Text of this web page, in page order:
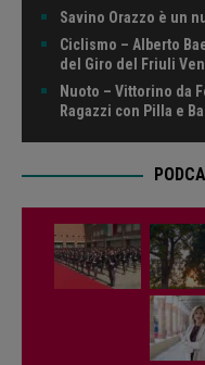
Savino Orazzo è un
Ciclismo – Alberto
del Giro del Friuli
Nuoto – Vittorino da
Ragazzi con Pilla e